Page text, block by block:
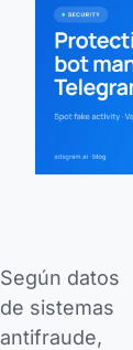
Según datos
de sistemas
antifraude,